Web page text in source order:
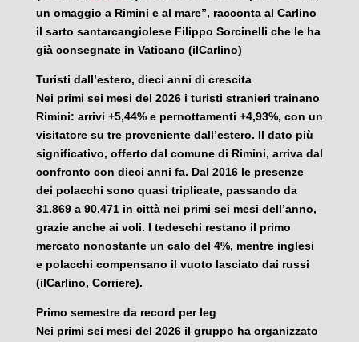
un omaggio a Rimini e al mare”, racconta al Carlino
il sarto santarcangiolese Filippo Sorcinelli che le ha
già consegnate in Vaticano (ilCarlino)
Turisti dall’estero, dieci anni di crescita
Nei primi sei mesi del 2026 i turisti stranieri trainano
Rimini: arrivi +5,44% e pernottamenti +4,93%, con un
visitatore su tre proveniente dall’estero. Il dato più
significativo, offerto dal comune di Rimini, arriva dal
confronto con dieci anni fa. Dal 2016 le presenze
dei polacchi sono quasi triplicate, passando da
31.869 a 90.471 in città nei primi sei mesi dell’anno,
grazie anche ai voli. I tedeschi restano il primo
mercato nonostante un calo del 4%, mentre inglesi
e polacchi compensano il vuoto lasciato dai russi
(ilCarlino, Corriere).
Primo semestre da record per Ieg
Nei primi sei mesi del 2026 il gruppo ha organizzato